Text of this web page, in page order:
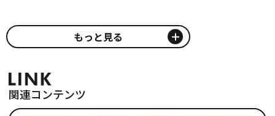
もっと見る
関連コンテンツ